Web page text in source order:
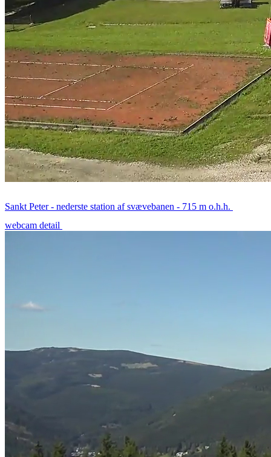
Sankt Peter - nederste station af svævebanen - 715 m o.h.h.
webcam detail